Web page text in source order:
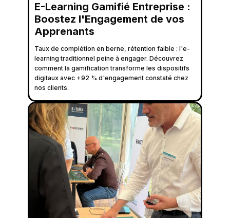
E-Learning Gamifié Entreprise :
Boostez l'Engagement de vos
Apprenants
Taux de complétion en berne, rétention faible : l'e-
learning traditionnel peine à engager. Découvrez
comment la gamification transforme les dispositifs
digitaux avec +92 % d'engagement constaté chez
nos clients.